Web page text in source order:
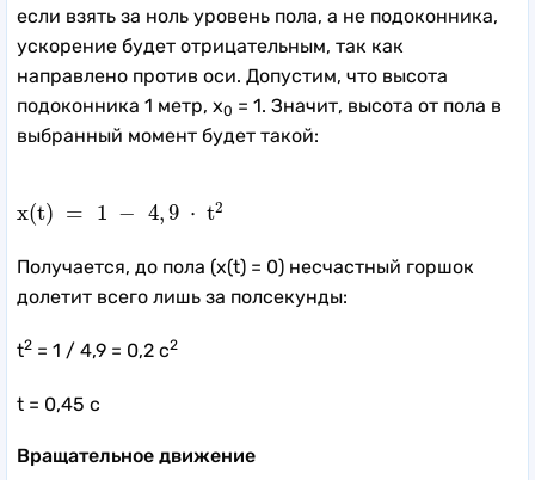
если взять за ноль уровень пола, а не подоконника,
ускорение будет отрицательным, так как
направлено против оси. Допустим, что высота
подоконника 1 метр, x0 = 1. Значит, высота от пола в
выбранный момент будет такой:
x(t) = 1 − 4,9 ⋅ t2
(t) 4,
Получается, до пола (x(t) = 0) несчастный горшок
долетит всего лишь за полсекунды:
t2 = 1 / 4,9 = 0,2 с2
t = 0,45 с
Вращательное движение